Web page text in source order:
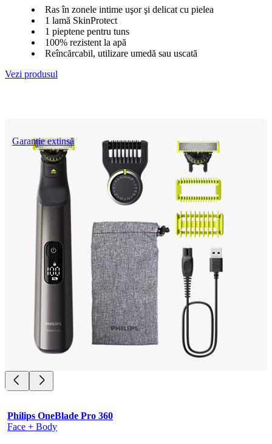
Ras în zonele intime uşor şi delicat cu pielea
1 lamă SkinProtect
1 pieptene pentru tuns
100% rezistent la apă
Reîncărcabil, utilizare umedă sau uscată
Vezi produsul
Garanție extinsă
Philips OneBlade Pro 360
Face + Body